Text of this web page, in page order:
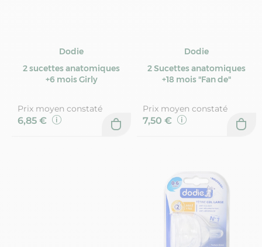
Dodie
2 sucettes anatomiques
+6 mois Girly
Prix moyen constaté
6,85 €
Dodie
2 Sucettes anatomiques
+18 mois "Fan de"
Prix moyen constaté
7,50 €